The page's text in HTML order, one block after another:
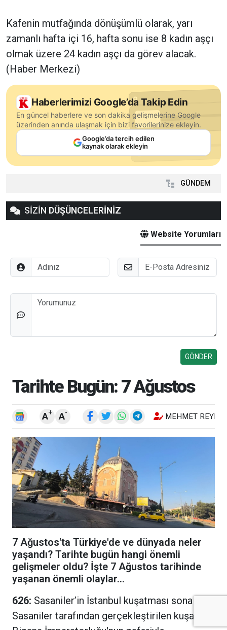
Kafenin mutfağında dönüşümlü olarak, yarı
zamanlı hafta içi 16, hafta sonu ise 8 kadın aşçı
olmak üzere 24 kadın aşçı da görev alacak.
(Haber Merkezi)
Haberlerimizi Google’da Takip Edin
En güncel haberlere ve son dakika gelişmelerine Google
üzerinden anında ulaşmak için bizi favorilerinize ekleyin.
Google’da tercih edilen
kaynak olarak ekleyin
GÜNDEM
SİZİN DÜŞÜNCELERİNİZ
Website Yorumları
Adınız E-Posta
Düşünceleriniz
Tarihte Bugün: 7 Ağustos
A+ A- MEHMET
7 Ağustos'ta Türkiye'de ve dünyada neler
yaşandı? Tarihte bugün hangi önemli
gelişmeler oldu? İşte 7 Ağustos tarihinde
yaşanan önemli olaylar...
626: Sasaniler’in İstanbul kuşatması sona erdi.
Sasaniler tarafından gerçekleştirilen kuşatma,